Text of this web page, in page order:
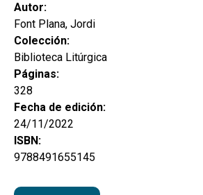
Autor:
Font Plana, Jordi
Colección:
Biblioteca Litúrgica
Páginas:
328
Fecha de edición:
24/11/2022
ISBN:
9788491655145